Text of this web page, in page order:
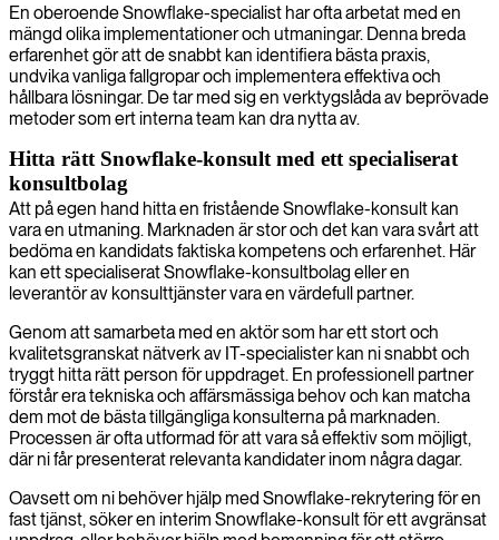
En oberoende Snowflake-specialist har ofta arbetat med en
mängd olika implementationer och utmaningar. Denna breda
erfarenhet gör att de snabbt kan identifiera bästa praxis,
undvika vanliga fallgropar och implementera effektiva och
hållbara lösningar. De tar med sig en verktygslåda av beprövade
metoder som ert interna team kan dra nytta av.
Hitta rätt Snowflake-konsult med ett specialiserat
konsultbolag
Att på egen hand hitta en fristående Snowflake-konsult kan
vara en utmaning. Marknaden är stor och det kan vara svårt att
bedöma en kandidats faktiska kompetens och erfarenhet. Här
kan ett specialiserat Snowflake-konsultbolag eller en
leverantör av konsulttjänster vara en värdefull partner.
Genom att samarbeta med en aktör som har ett stort och
kvalitetsgranskat nätverk av IT-specialister kan ni snabbt och
tryggt hitta rätt person för uppdraget. En professionell partner
förstår era tekniska och affärsmässiga behov och kan matcha
dem mot de bästa tillgängliga konsulterna på marknaden.
Processen är ofta utformad för att vara så effektiv som möjligt,
där ni får presenterat relevanta kandidater inom några dagar.
Oavsett om ni behöver hjälp med Snowflake-rekrytering för en
fast tjänst, söker en interim Snowflake-konsult för ett avgränsat